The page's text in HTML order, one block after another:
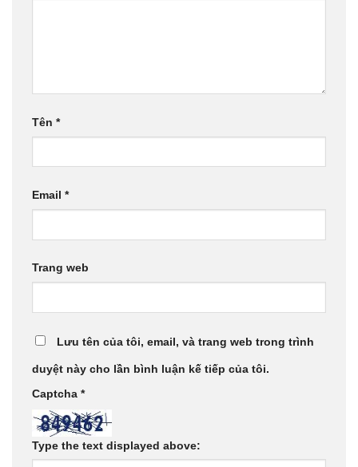
Tên *
Email *
Trang web
Lưu tên của tôi, email, và trang web trong trình
duyệt này cho lần bình luận kế tiếp của tôi.
Captcha *
Type the text displayed above: